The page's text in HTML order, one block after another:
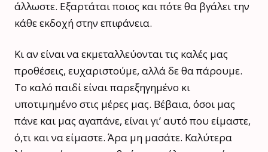
άλλωστε. Εξαρτάται ποιος και πότε θα βγάλει την
κάθε εκδοχή στην επιφάνεια.
Κι αν είναι να εκμεταλλεύονται τις καλές μας
προθέσεις, ευχαριστούμε, αλλά δε θα πάρουμε.
Το καλό παιδί είναι παρεξηγημένο κι
υποτιμημένο στις μέρες μας. Βέβαια, όσοι μας
πάνε και μας αγαπάνε, είναι γι’ αυτό που είμαστε,
ό,τι και να είμαστε. Άρα μη μασάτε. Καλύτερα